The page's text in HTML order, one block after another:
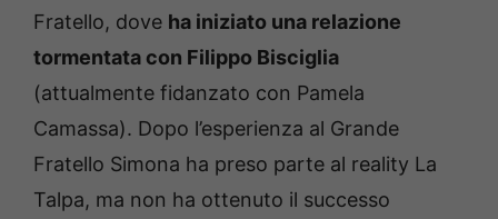
Fratello, dove ha iniziato una relazione
tormentata con Filippo Bisciglia
(attualmente fidanzato con Pamela
Camassa). Dopo l’esperienza al Grande
Fratello Simona ha preso parte al reality La
Talpa, ma non ha ottenuto il successo